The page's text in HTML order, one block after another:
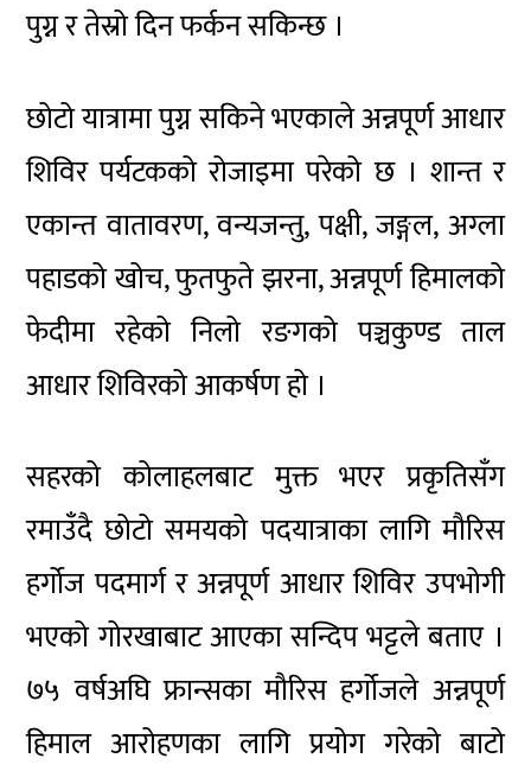
पुग्न र तेस्रो दिन फर्कन सकिन्छ ।
छोटो यात्रामा पुग्न सकिने भएकाले अन्नपूर्ण आधार
शिविर पर्यटकको रोजाइमा परेको छ । शान्त र
एकान्त वातावरण, वन्यजन्तु, पक्षी, जङ्गल, अग्ला
पहाडको खोच, फुतफुते झरना, अन्नपूर्ण हिमालको
फेदीमा रहेको निलो रङगको पञ्चकुण्ड ताल
आधार शिविरको आकर्षण हो ।
सहरको कोलाहलबाट मुक्त भएर प्रकृतिसँग
रमाउँदै छोटो समयको पदयात्राका लागि मौरिस
हर्गोज पदमार्ग र अन्नपूर्ण आधार शिविर उपभोगी
भएको गोरखाबाट आएका सन्दिप भट्टले बताए ।
७५ वर्षअघि फ्रान्सका मौरिस हर्गोजले अन्नपूर्ण
हिमाल आरोहणका लागि प्रयोग गरेको बाटो